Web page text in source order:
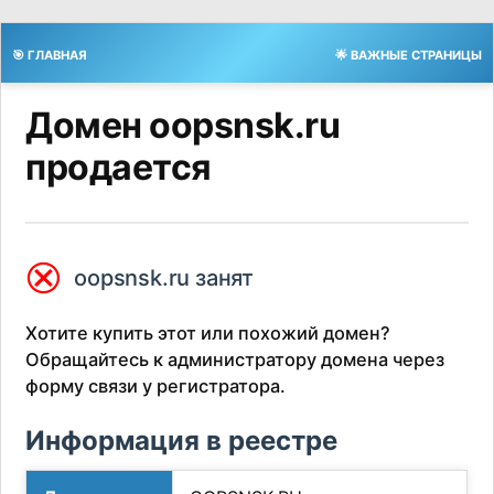
🎯 ГЛАВНАЯ 🌟 ВАЖНЫЕ СТРАНИЦЫ
Домен oopsnsk.ru
продается
⮿ oopsnsk.ru занят
Хотите купить этот или похожий домен?
Обращайтесь к администратору домена через
форму связи у регистратора.
Информация в реестре